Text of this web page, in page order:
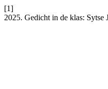
[1]
2025. Gedicht in de klas: Sytse